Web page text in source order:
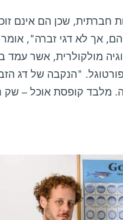
חברתית, שכן הם אינם
אך לא דגי זברה",
מולקולרית, אשר עמד
"הנקבה של דג
מלבד קופסת אוכל – שק